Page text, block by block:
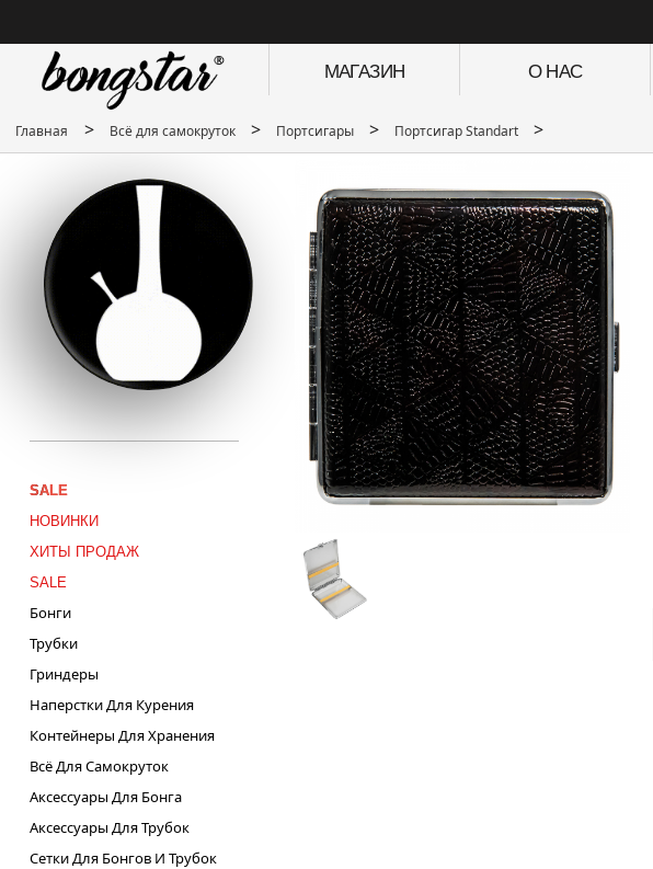
МАГАЗИН О НАС
Главная > Всё для самокруток > Портсигары > Портсигар Standart >
SALE
НОВИНКИ
ХИТЫ ПРОДАЖ
SALE
Бонги
Трубки
Гриндеры
Наперстки Для Курения
Контейнеры Для Хранения
Всё Для Самокруток
Аксессуары Для Бонга
Аксессуары Для Трубок
Сетки Для Бонгов И Трубок